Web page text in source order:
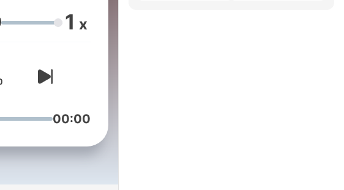
Volumen 1 x
00:00